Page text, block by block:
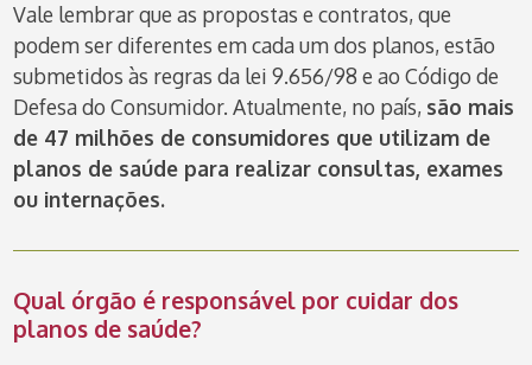
Vale lembrar que as propostas e contratos, que
podem ser diferentes em cada umdos planos, estão
submetidos às regras da lei 9.656/98 e ao Código de
Defesa doConsumidor. Atualmente, no país, são mais
de 47 milhões de consumidores que utilizam de
planos de saúde para realizar consultas, exames
ou internações.
Qual órgão é responsável por cuidar dos
planos de saúde?